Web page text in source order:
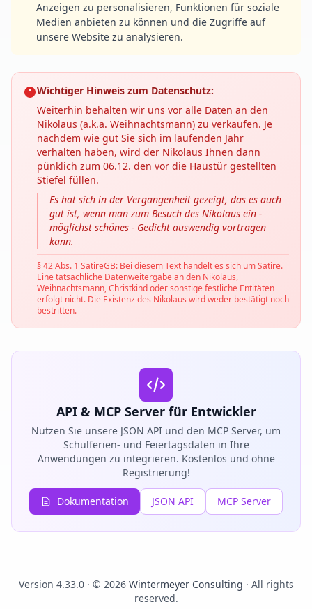
Anzeigen zu personalisieren, Funktionen für soziale
Medien anbieten zu können und die Zugriffe auf
unsere Website zu analysieren.
Wichtiger Hinweis zum Datenschutz:
Weiterhin behalten wir uns vor alle Daten an den
Nikolaus (a.k.a. Weihnachtsmann) zu verkaufen. Je
nachdem wie gut Sie sich im laufenden Jahr
verhalten haben, wird der Nikolaus Ihnen dann
pünklich zum 06.12. den vor die Haustür gestellten
Stiefel füllen.
Es hat sich in der Vergangenheit gezeigt, das es auch
gut ist, wenn man zum Besuch des Nikolaus ein -
möglichst schönes - Gedicht auswendig vortragen
kann.
§ 42 Abs. 1 SatireGB: Bei diesem Text handelt es sich um Satire.
Eine tatsächliche Datenweitergabe an den Nikolaus,
Weihnachtsmann, Christkind oder sonstige festliche Entitäten
erfolgt nicht. Die Existenz des Nikolaus wird weder bestätigt noch
bestritten.
API & MCP Server für Entwickler
Nutzen Sie unsere JSON API und den MCP Server, um
Schulferien- und Feiertagsdaten in Ihre
Anwendungen zu integrieren. Kostenlos und ohne
Registrierung!
Dokumentation JSON API MCP Server
Version 4.33.0 · © 2026 Wintermeyer Consulting · All rights
reserved.